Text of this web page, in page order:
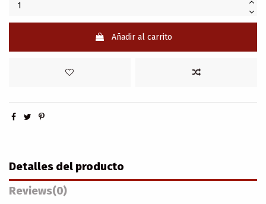
Añadir al carrito
Detalles del producto
Reviews(0)